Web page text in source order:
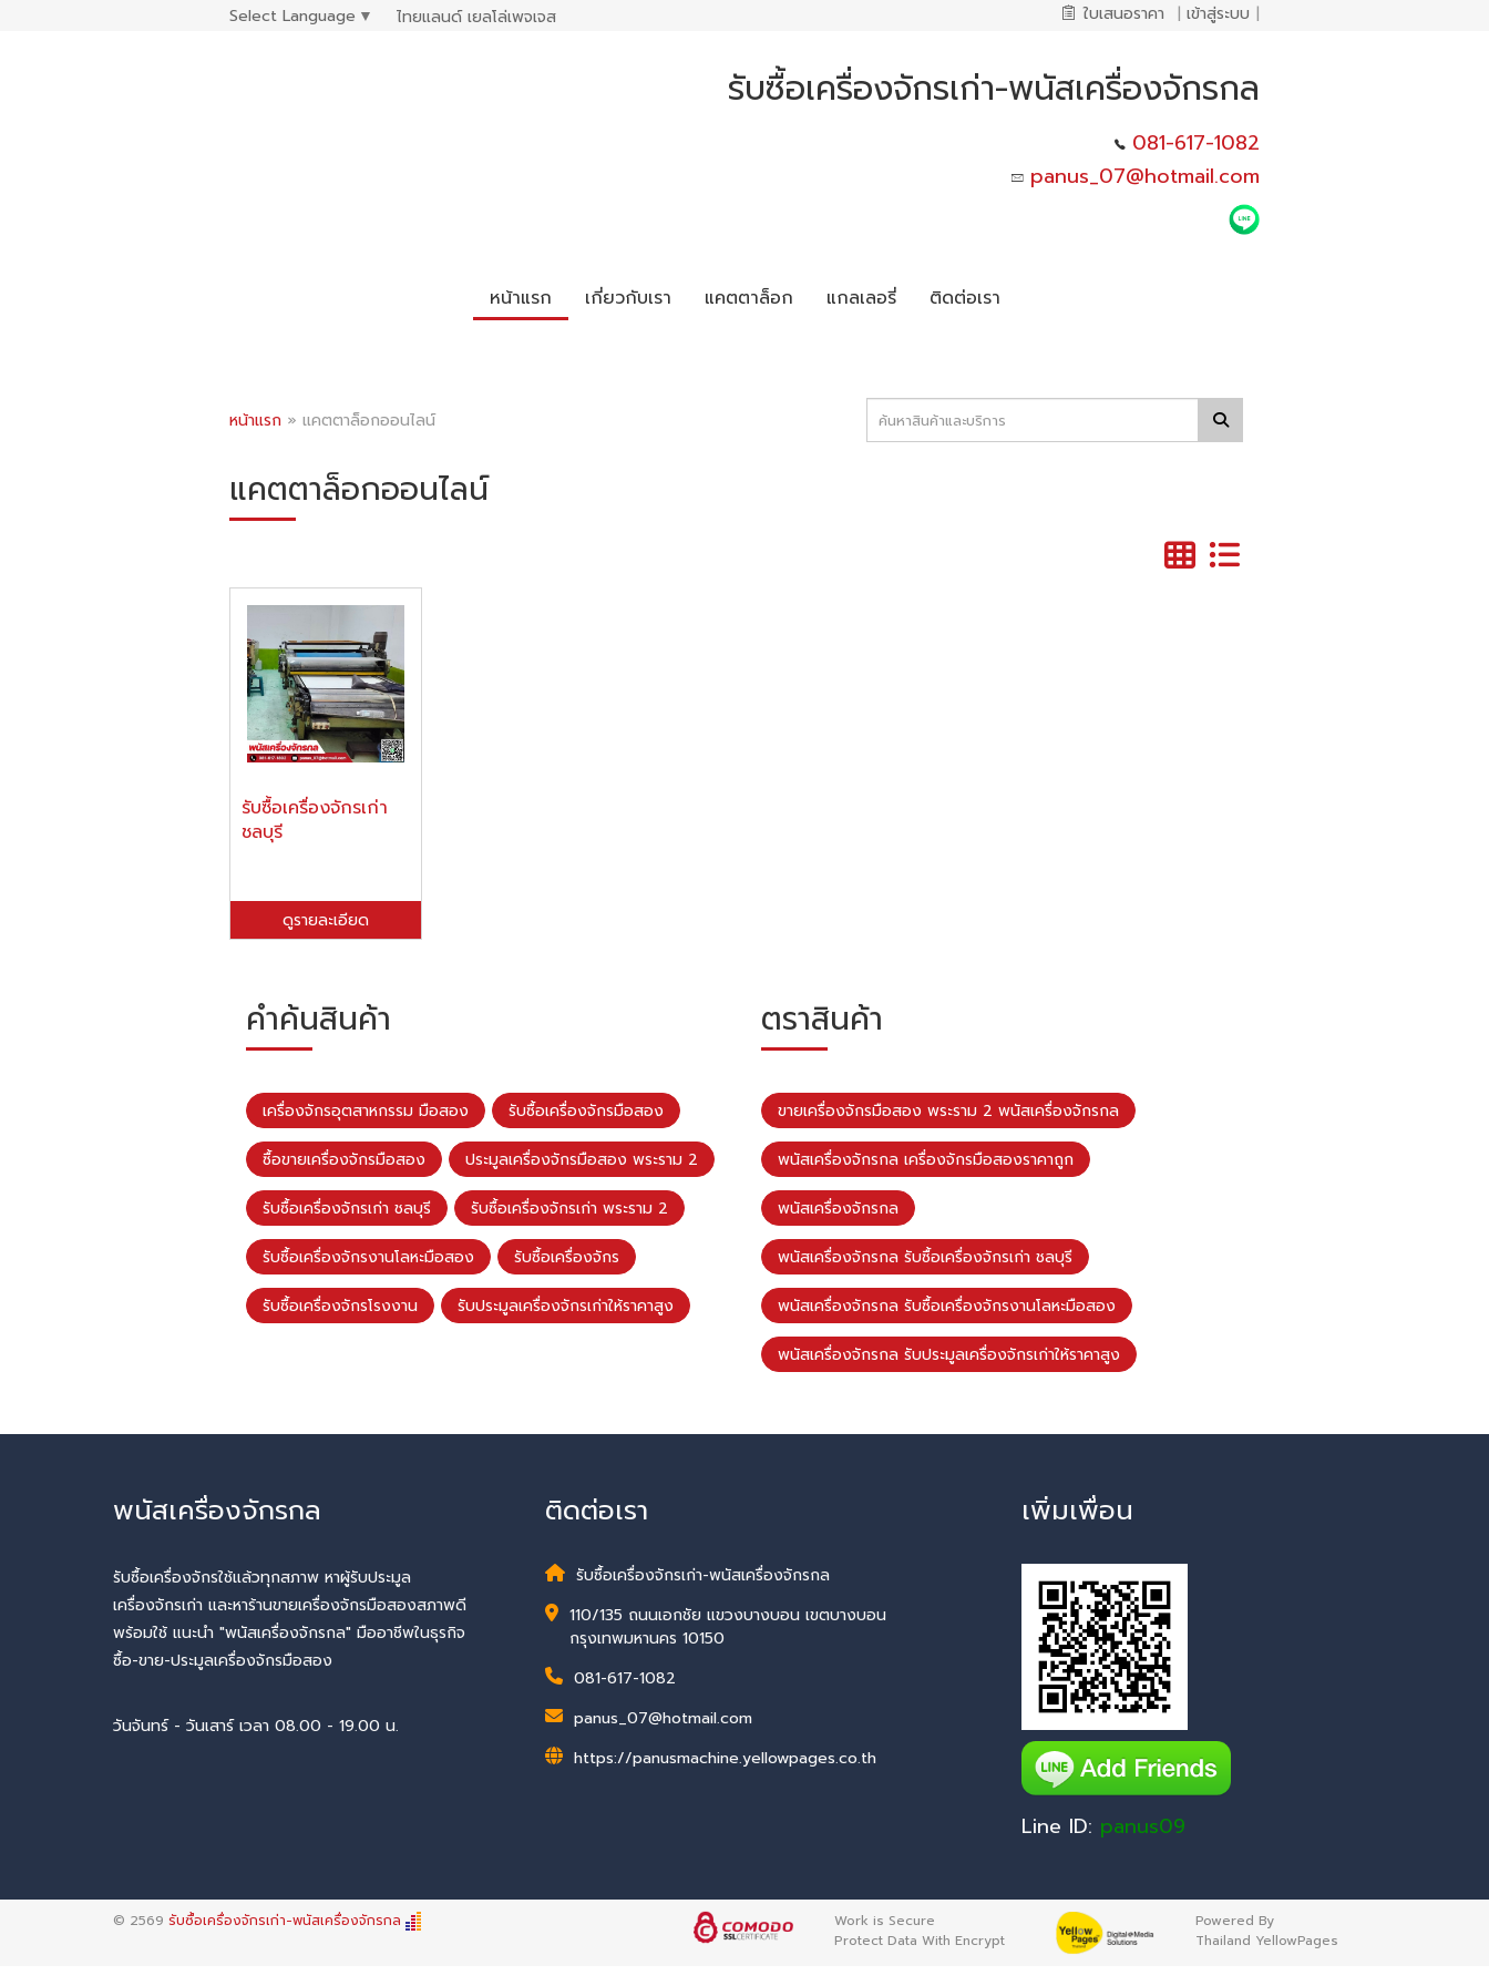
Select Language ▼ ไทยแลนด์ เยลโล่เพจเจส ใบเสนอราคา | เข้าสู่ระบบ |
รับซื้อเครื่องจักรเก่า-พนัสเครื่องจักรกล
081-617-1082
panus_07@hotmail.com
หน้าแรก เกี่ยวกับเรา แคตตาล็อก แกลเลอรี่ ติดต่อเรา
หน้าแรก » แคตตาล็อกออนไลน์
แคตตาล็อกออนไลน์
รับซื้อเครื่องจักรเก่า
ชลบุรี
ดูรายละเอียด
คำค้นสินค้า
เครื่องจักรอุตสาหกรรม มือสอง รับซื้อเครื่องจักรมือสอง
ซื้อขายเครื่องจักรมือสอง ประมูลเครื่องจักรมือสอง พระราม 2
รับซื้อเครื่องจักรเก่า ชลบุรี รับซื้อเครื่องจักรเก่า พระราม 2
รับซื้อเครื่องจักรงานโลหะมือสอง รับซื้อเครื่องจักร
รับซื้อเครื่องจักรโรงงาน รับประมูลเครื่องจักรเก่าให้ราคาสูง
ตราสินค้า
ขายเครื่องจักรมือสอง พระราม 2 พนัสเครื่องจักรกล
พนัสเครื่องจักรกล เครื่องจักรมือสองราคาถูก
พนัสเครื่องจักรกล
พนัสเครื่องจักรกล รับซื้อเครื่องจักรเก่า ชลบุรี
พนัสเครื่องจักรกล รับซื้อเครื่องจักรงานโลหะมือสอง
พนัสเครื่องจักรกล รับประมูลเครื่องจักรเก่าให้ราคาสูง
พนัสเครื่องจักรกล
รับซื้อเครื่องจักรใช้แล้วทุกสภาพ หาผู้รับประมูล
เครื่องจักรเก่า และหาร้านขายเครื่องจักรมือสองสภาพดี
พร้อมใช้ แนะนำ "พนัสเครื่องจักรกล" มืออาชีพในธุรกิจ
ซื้อ-ขาย-ประมูลเครื่องจักรมือสอง
วันจันทร์ - วันเสาร์ เวลา 08.00 - 19.00 น.
ติดต่อเรา
รับซื้อเครื่องจักรเก่า-พนัสเครื่องจักรกล
110/135 ถนนเอกชัย แขวงบางบอน เขตบางบอน
กรุงเทพมหานคร 10150
081-617-1082
panus_07@hotmail.com
https://panusmachine.yellowpages.co.th
เพิ่มเพื่อน
Line ID: panus09
© 2569 รับซื้อเครื่องจักรเก่า-พนัสเครื่องจักรกล
Work is Secure
Protect Data With Encrypt
Powered By
Thailand YellowPages